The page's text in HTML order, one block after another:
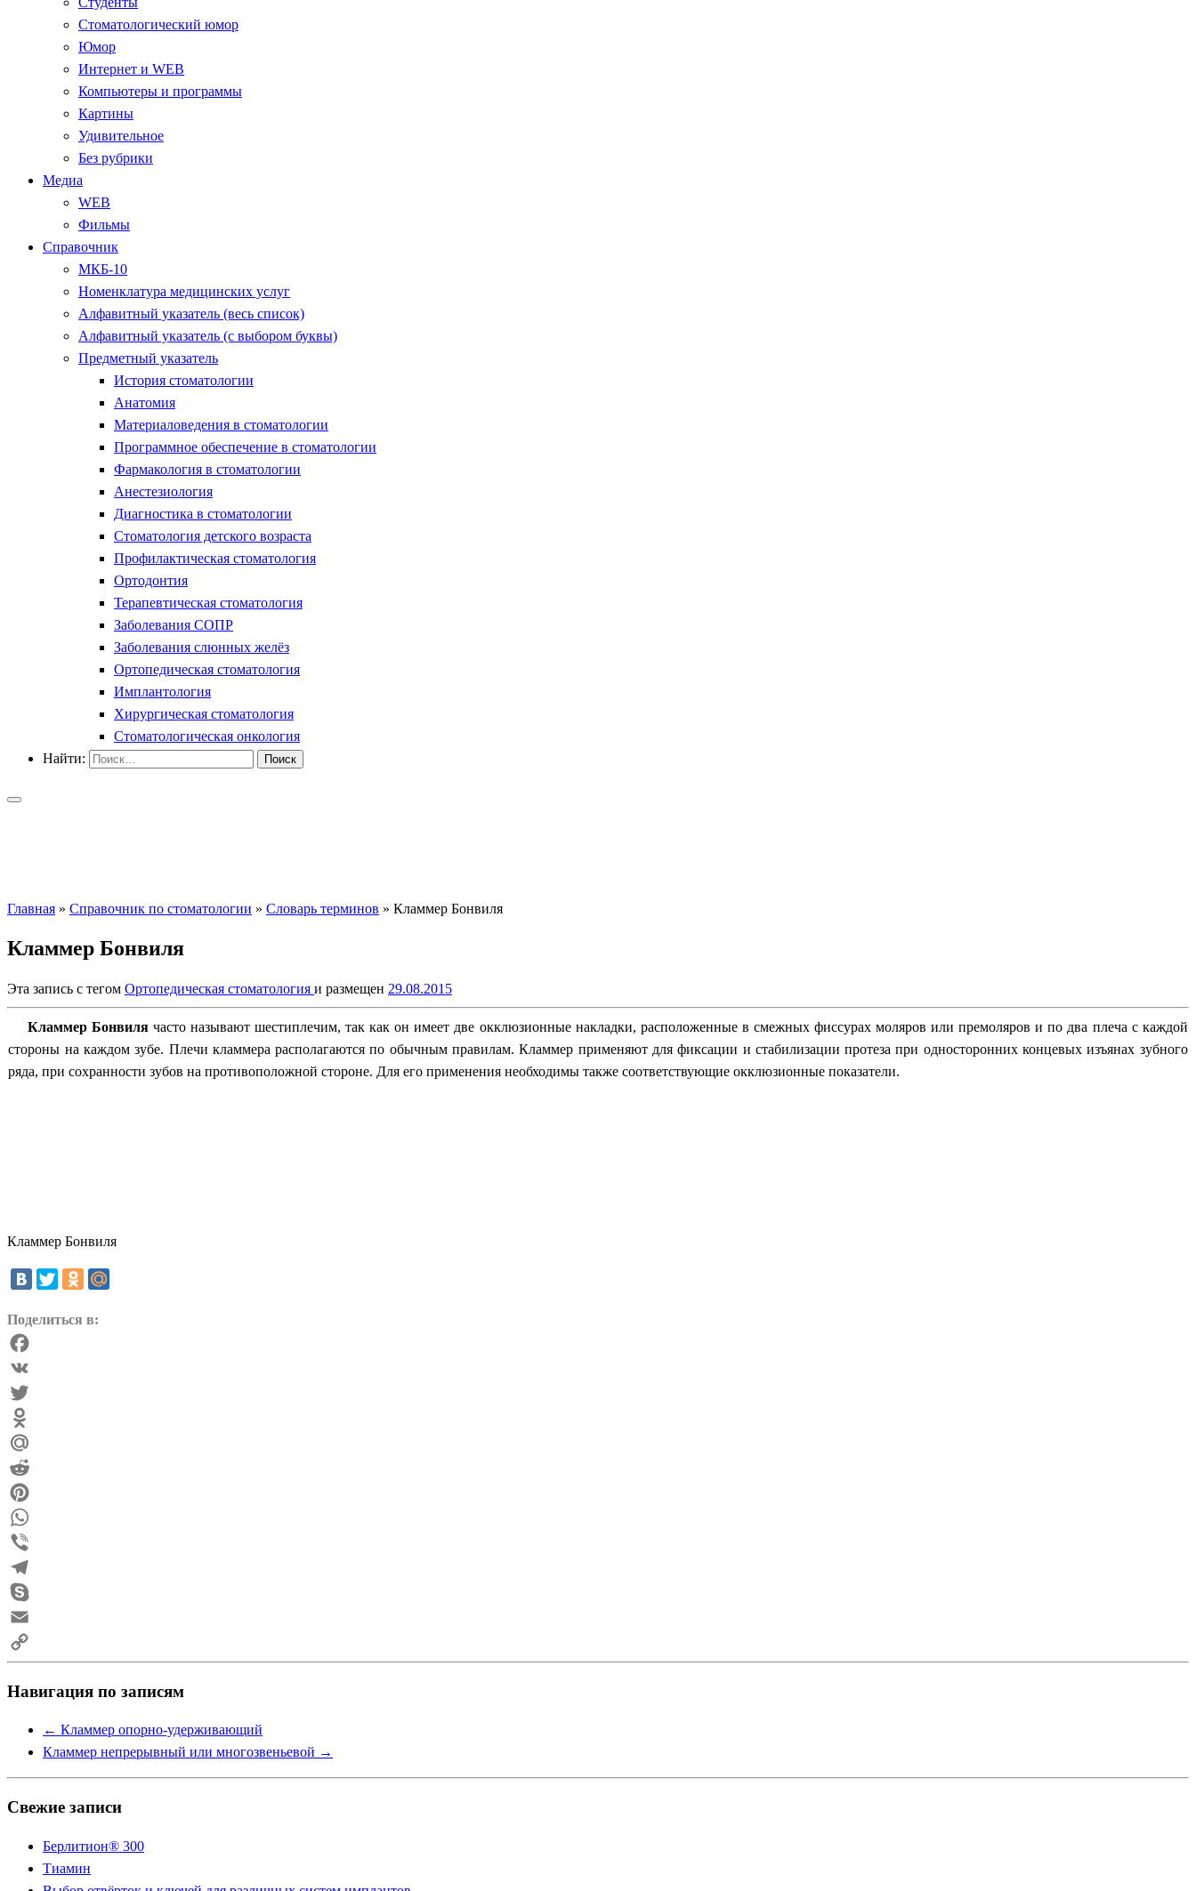
Стоматологический юмор
Юмор
Интернет и WEB
Компьютеры и программы
Картины
Удивительное
Без рубрики
Медиа
WEB
Фильмы
Справочник
МКБ-10
Номенклатура медицинских услуг
Алфавитный указатель (весь список)
Алфавитный указатель (с выбором буквы)
Предметный указатель
История стоматологии
Анатомия
Материаловедения в стоматологии
Программное обеспечение в стоматологии
Фармакология в стоматологии
Анестезиология
Диагностика в стоматологии
Стоматология детского возраста
Профилактическая стоматология
Ортодонтия
Терапевтическая стоматология
Заболевания СОПР
Заболевания слюнных желёз
Ортопедическая стоматология
Имплантология
Хирургическая стоматология
Стоматологическая онкология
Найти:
Главная » Справочник по стоматологии » Словарь терминов » Кламмер Бонвиля
Кламмер Бонвиля
Эта запись с тегом Ортопедическая стоматология и размещен 29.08.2015
Кламмер Бонвиля часто называют шестиплечим, так как он имеет две окклюзионные накладки, расположенные в смежных фиссурах моляров или премоляров и по два плеча с каждой
стороны на каждом зубе. Плечи кламмера располагаются по обычным правилам. Кламмер применяют для фиксации и стабилизации протеза при односторонних концевых изъянах зубного
ряда, при сохранности зубов на противоположной стороне. Для его применения необходимы также соответствующие окклюзионные показатели.
Кламмер Бонвиля
Поделиться в:
Facebook
VK
Twitter
Odnoklassniki
Mail.Ru
Reddit
Pinterest
WhatsApp
Viber
Telegram
Skype
Email
Copy
Link
Навигация по записям
← Кламмер опорно-удерживающий
Кламмер непрерывный или многозвеньевой →
Свежие записи
Берлитион® 300
Тиамин